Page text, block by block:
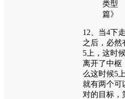
12、当4下
之后，必然
5上，这时
离开了中枢
么这时候5上
就有两个可
对的目标，